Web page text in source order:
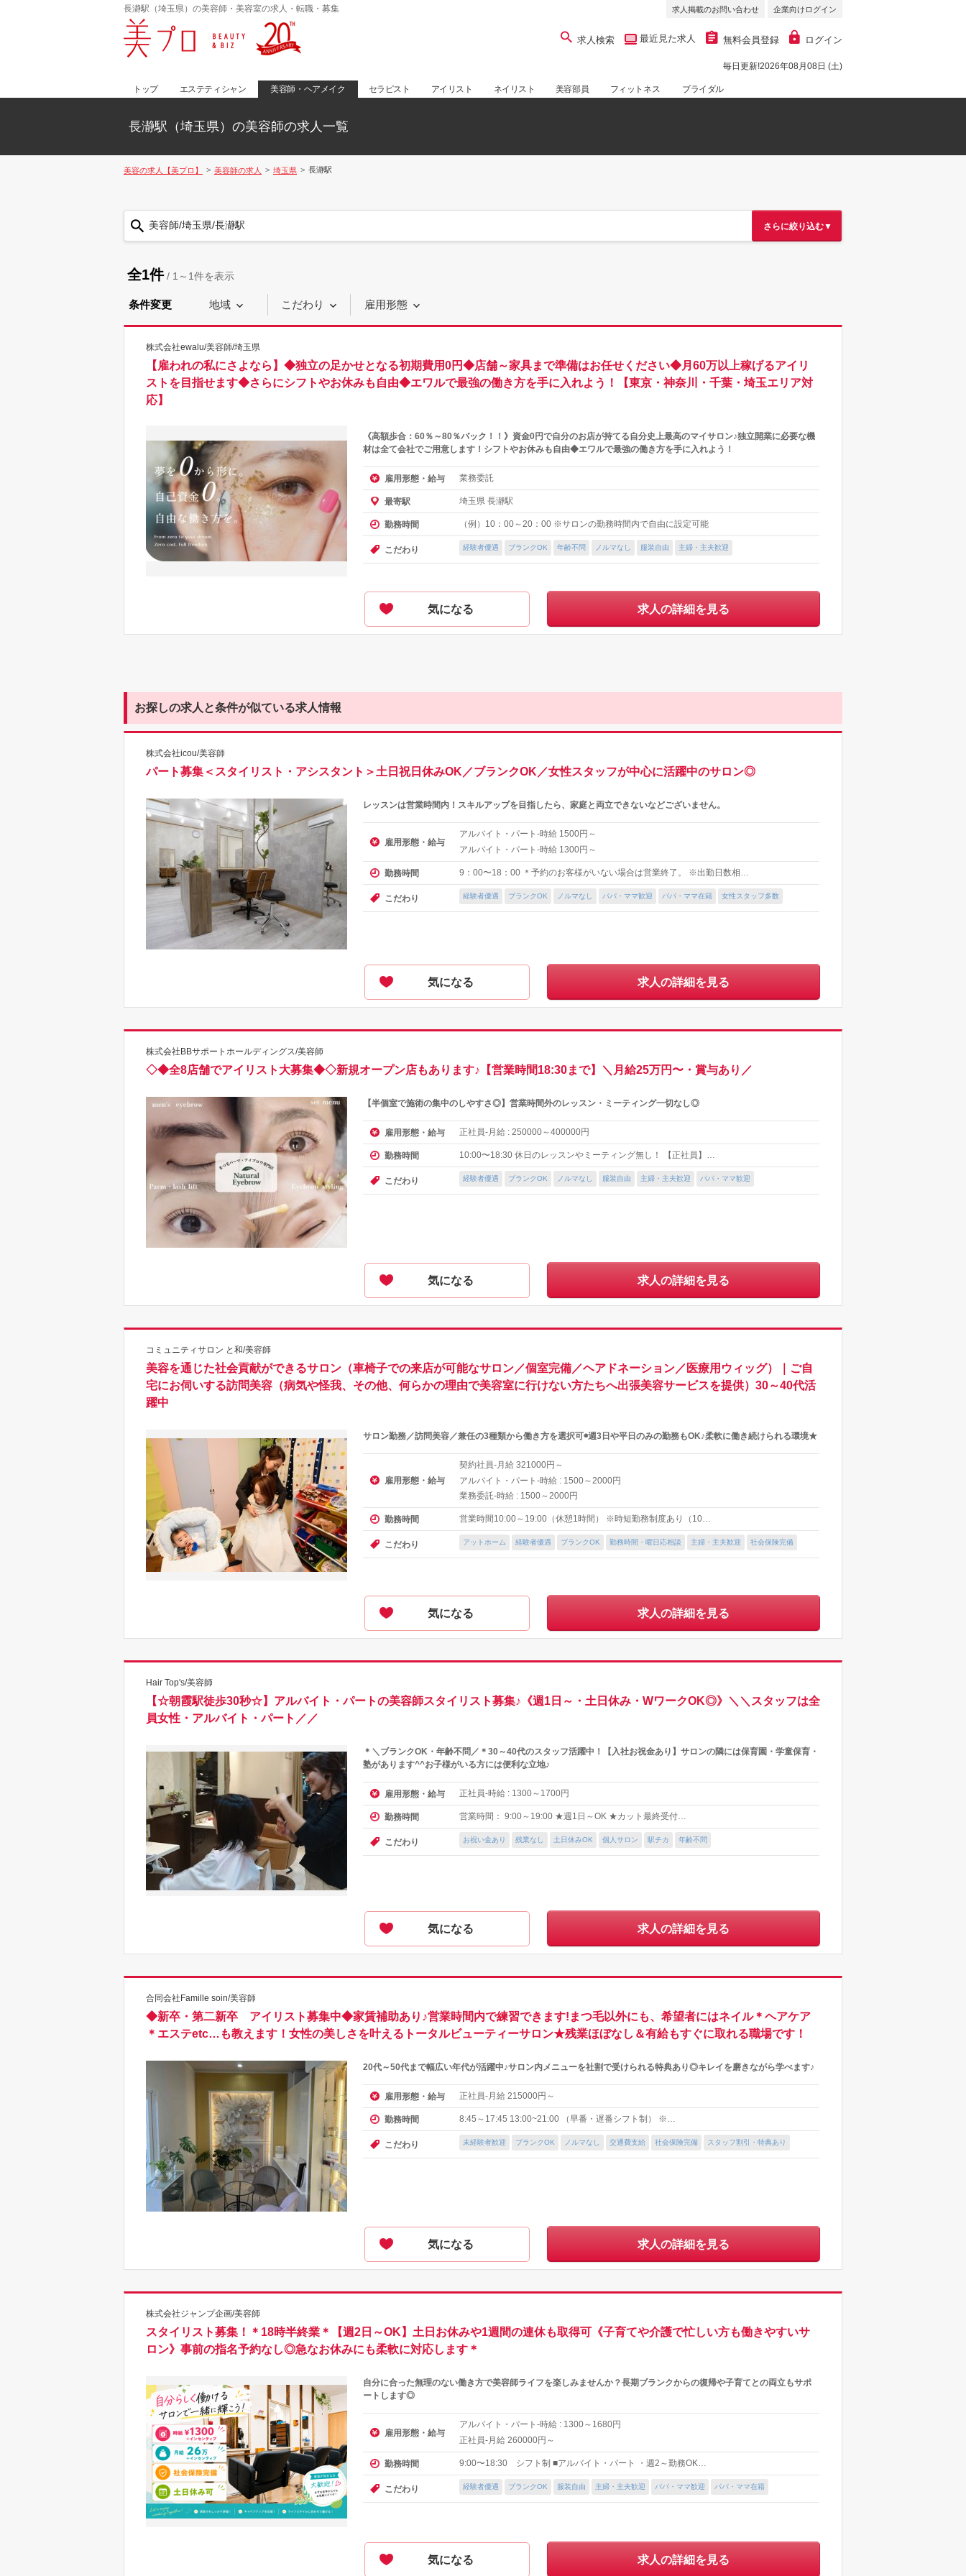
長瀞駅（埼玉県）の美容師・美容室の求人・転職・募集 求人掲載のお問い合わせ 企業向けログイン
求人検索 最近見た求人 無料会員登録 ログイン
毎日更新!2026年08月08日 (土)
トップ エステティシャン 美容師・ヘアメイク セラピスト アイリスト ネイリスト 美容部員 フィットネス ブライダル
長瀞駅（埼玉県）の美容師の求人一覧
美容の求人【美プロ】 美容師の求人 埼玉県 長瀞駅
美容師/埼玉県/長瀞駅 さらに絞り込む▼
全1件/ 1～1件を表示
条件変更 地域 こだわり 雇用形態
株式会社ewalu/美容師/埼玉県
【雇われの私にさよなら】◆独立の足かせとなる初期費用0円◆店舗～家具まで準備はお任せください◆月60万以上稼げるアイリ
ストを目指せます◆さらにシフトやお休みも自由◆エワルで最強の働き方を手に入れよう！【東京・神奈川・千葉・埼玉エリア対
応】
《高額歩合：60％～80％バック！！》資金0円で自分のお店が持てる自分史上最高のマイサロン♪独立開業に必要な機
材は全て会社でご用意します！シフトやお休みも自由◆エワルで最強の働き方を手に入れよう！
雇用形態・給与 業務委託
最寄駅 埼玉県 長瀞駅
勤務時間 （例）10：00～20：00 ※サロンの勤務時間内で自由に設定可能
こだわり 経験者優遇 ブランクOK 年齢不問 ノルマなし 服装自由 主婦・主夫歓迎
気になる 求人の詳細を見る
お探しの求人と条件が似ている求人情報
株式会社icou/美容師
パート募集＜スタイリスト・アシスタント＞土日祝日休みOK／ブランクOK／女性スタッフが中心に活躍中のサロン◎
レッスンは営業時間内！スキルアップを目指したら、家庭と両立できないなどございません。
雇用形態・給与
アルバイト・パート-時給 1500円～
アルバイト・パート-時給 1300円～
勤務時間 9：00〜18：00 ＊予約のお客様がいない場合は営業終了。 ※出勤日数相…
こだわり 経験者優遇 ブランクOK ノルマなし パパ・ママ歓迎 パパ・ママ在籍 女性スタッフ多数
気になる 求人の詳細を見る
株式会社BBサポートホールディングス/美容師
◇◆全8店舗でアイリスト大募集◆◇新規オープン店もあります♪【営業時間18:30まで】＼月給25万円〜・賞与あり／
【半個室で施術の集中のしやすさ◎】営業時間外のレッスン・ミーティング一切なし◎
雇用形態・給与 正社員-月給 : 250000～400000円
勤務時間 10:00〜18:30 休日のレッスンやミーティング無し！ 【正社員】…
こだわり 経験者優遇 ブランクOK ノルマなし 服装自由 主婦・主夫歓迎 パパ・ママ歓迎
気になる 求人の詳細を見る
コミュニティサロン と和/美容師
美容を通じた社会貢献ができるサロン（車椅子での来店が可能なサロン／個室完備／ヘアドネーション／医療用ウィッグ）｜ご自
宅にお伺いする訪問美容（病気や怪我、その他、何らかの理由で美容室に行けない方たちへ出張美容サービスを提供）30～40代活
躍中
サロン勤務／訪問美容／兼任の3種類から働き方を選択可◉週3日や平日のみの勤務もOK♪柔軟に働き続けられる環境★
雇用形態・給与
契約社員-月給 321000円～
アルバイト・パート-時給 : 1500～2000円
業務委託-時給 : 1500～2000円
勤務時間 営業時間10:00～19:00（休憩1時間） ※時短勤務制度あり（10…
こだわり アットホーム 経験者優遇 ブランクOK 勤務時間・曜日応相談 主婦・主夫歓迎 社会保険完備
気になる 求人の詳細を見る
Hair Top's/美容師
【☆朝霞駅徒歩30秒☆】アルバイト・パートの美容師スタイリスト募集♪《週1日～・土日休み・WワークOK◎》＼＼スタッフは全
員女性・アルバイト・パート／／
＊＼ブランクOK・年齢不問／＊30～40代のスタッフ活躍中！【入社お祝金あり】サロンの隣には保育園・学童保育・
塾があります^^お子様がいる方には便利な立地♪
雇用形態・給与 正社員-時給 : 1300～ 1700円
勤務時間 営業時間： 9:00～19:00 ★週1日～OK ★カット最終受付…
こだわり お祝い金あり 残業なし 土日休みOK 個人サロン 駅チカ 年齢不問
気になる 求人の詳細を見る
合同会社Famille soin/美容師
◆新卒・第二新卒 アイリスト募集中◆家賃補助あり♪営業時間内で練習できます!まつ毛以外にも、希望者にはネイル＊ヘアケア
＊エステetc…も教えます！女性の美しさを叶えるトータルビューティーサロン★残業ほぼなし＆有給もすぐに取れる職場です！
20代～50代まで幅広い年代が活躍中♪サロン内メニューを社割で受けられる特典あり◎キレイを磨きながら学べます♪
雇用形態・給与 正社員-月給 215000円～
勤務時間 8:45～17:45 13:00~21:00 （早番・遅番シフト制） ※…
こだわり 未経験者歓迎 ブランクOK ノルマなし 交通費支給 社会保険完備 スタッフ割引・特典あり
気になる 求人の詳細を見る
株式会社ジャンプ企画/美容師
スタイリスト募集！＊18時半終業＊【週2日～OK】土日お休みや1週間の連休も取得可《子育てや介護で忙しい方も働きやすいサ
ロン》事前の指名予約なし◎急なお休みにも柔軟に対応します＊
自分に合った無理のない働き方で美容師ライフを楽しみませんか？長期ブランクからの復帰や子育てとの両立もサポ
ートします◎
雇用形態・給与
アルバイト・パート-時給 : 1300～ 1680円
正社員-月給 260000円～
勤務時間 9:00〜18:30 シフト制 ■アルバイト・パート ・週2～勤務OK…
こだわり 経験者優遇 ブランクOK 服装自由 主婦・主夫歓迎 パパ・ママ歓迎 パパ・ママ在籍
気になる 求人の詳細を見る